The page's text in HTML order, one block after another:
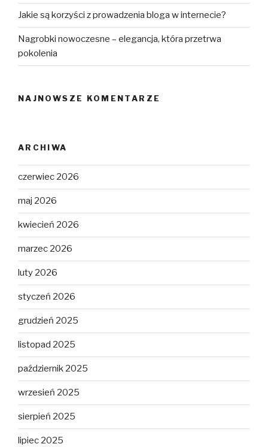
Jakie są korzyści z prowadzenia bloga w internecie?
Nagrobki nowoczesne – elegancja, która przetrwa
pokolenia
NAJNOWSZE KOMENTARZE
ARCHIWA
czerwiec 2026
maj 2026
kwiecień 2026
marzec 2026
luty 2026
styczeń 2026
grudzień 2025
listopad 2025
październik 2025
wrzesień 2025
sierpień 2025
lipiec 2025